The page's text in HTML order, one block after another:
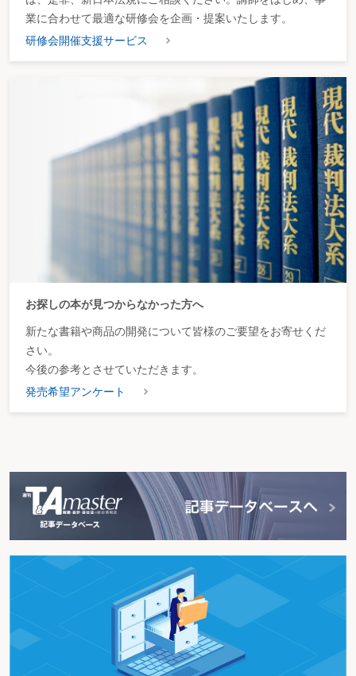
業に合わせて最適な研修会を企画・提案いたします。
研修会開催支援サービス
お探しの本が見つからなかった方へ
新たな書籍や商品の開発について皆様のご要望をお寄せくだ
さい。
今後の参考とさせていただきます。
発売希望アンケート